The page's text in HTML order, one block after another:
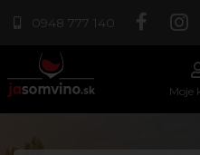
0948 777 140
Moje